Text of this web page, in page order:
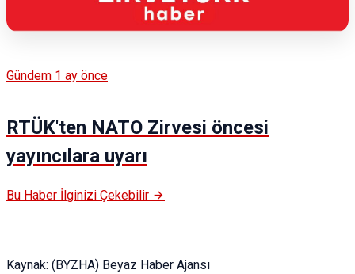
Gündem 1 ay önce
RTÜK'ten NATO Zirvesi öncesi
yayıncılara uyarı
Bu Haber İlginizi Çekebilir
Kaynak: (BYZHA) Beyaz Haber Ajansı